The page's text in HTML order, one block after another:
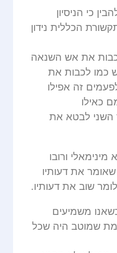
כי הניסיון
הכללית נידון
את אש השנאה
כמו לכבות את
זה אפילו
כאילו
השני לבטא את
ורובו
שאומר את דעותיו
שוב את דעותיו.
משמיעים
שמוטב היה שכל